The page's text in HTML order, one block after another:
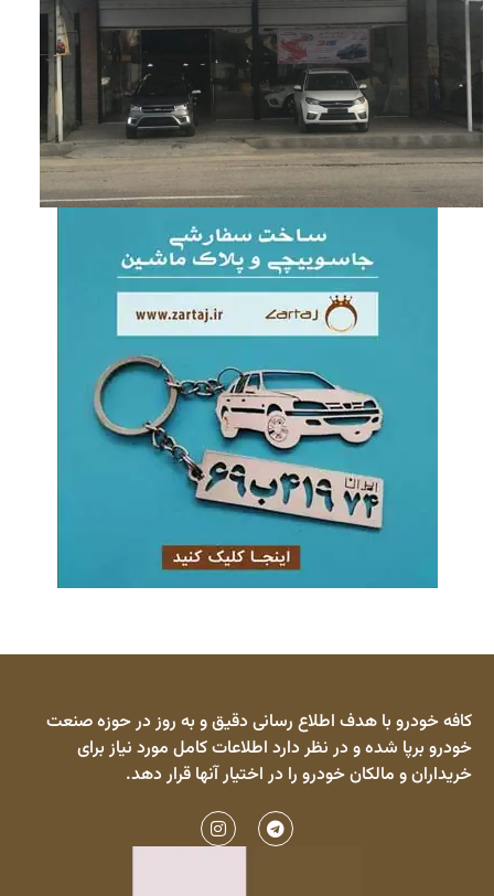
کافه خودرو با هدف اطلاع رسانی دقیق و به روز در حوزه صنعت
خودرو برپا شده و در نظر دارد اطلاعات کامل مورد نیاز برای
خریداران و مالکان خودرو را در اختیار آنها قرار دهد.